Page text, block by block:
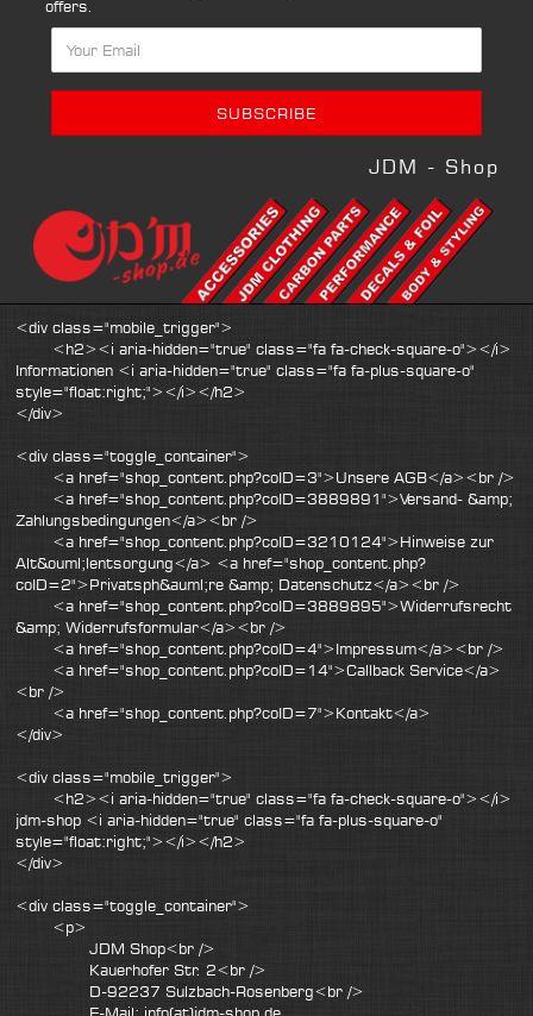
offers.
JDM - Shop
<div class="mobile_trigger">
<h2><i aria-hidden="true" class="fa fa-check-square-o"></i>
Informationen <i aria-hidden="true" class="fa fa-plus-square-o"
style="float:right;"></i></h2>
</div>
<div class="toggle_container">
<a href="shop_content.php?coID=3">Unsere AGB</a><br />
<a href="shop_content.php?coID=3889891">Versand- &amp;
Zahlungsbedingungen</a><br />
<a href="shop_content.php?coID=3210124">Hinweise zur
Alt&ouml;lentsorgung</a> <a href="shop_content.php?
coID=2">Privatsph&auml;re &amp; Datenschutz</a><br />
<a href="shop_content.php?coID=3889895">Widerrufsrecht
&amp; Widerrufsformular</a><br />
<a href="shop_content.php?coID=4">Impressum</a><br />
<a href="shop_content.php?coID=14">Callback Service</a>
<br />
<a href="shop_content.php?coID=7">Kontakt</a>
</div>
<div class="mobile_trigger">
<h2><i aria-hidden="true" class="fa fa-check-square-o"></i>
jdm-shop <i aria-hidden="true" class="fa fa-plus-square-o"
style="float:right;"></i></h2>
</div>
<div class="toggle_container">
<p>
JDM Shop<br />
Kauerhofer Str. 2<br />
D-92237 Sulzbach-Rosenberg<br />
E-Mail: info(at)jdm-shop.de